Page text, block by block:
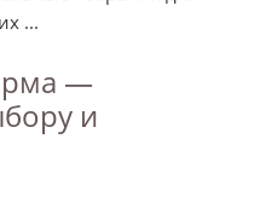
...
—
и